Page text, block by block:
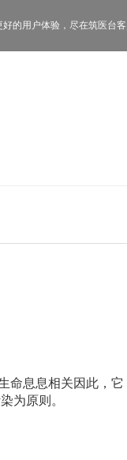
好的用户体验， 尽在筑医台
命息息相关因此，它
为原则。